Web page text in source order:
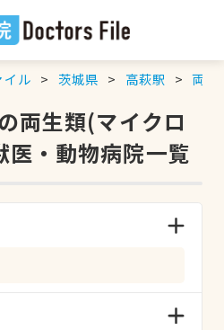
イル 茨城県 高萩駅 両生
両生類(マイクロ
医・動物病院一覧